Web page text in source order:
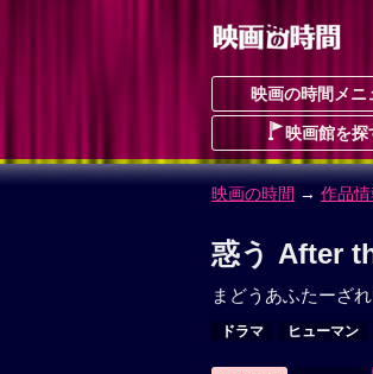
映画の時間メニ
映画館を探
映画の時間 → 作品情
惑う After
まどうあふたーざ
ドラマ ヒューマン